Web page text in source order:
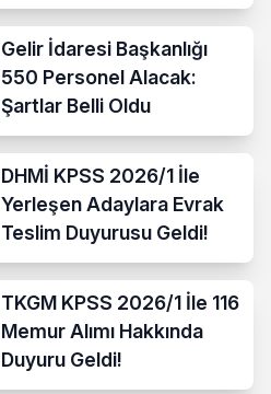
Gelir İdaresi Başkanlığı
550 Personel Alacak:
Şartlar Belli Oldu
DHMİ KPSS 2026/1 İle
Yerleşen Adaylara Evrak
Teslim Duyurusu Geldi!
TKGM KPSS 2026/1 İle 116
Memur Alımı Hakkında
Duyuru Geldi!